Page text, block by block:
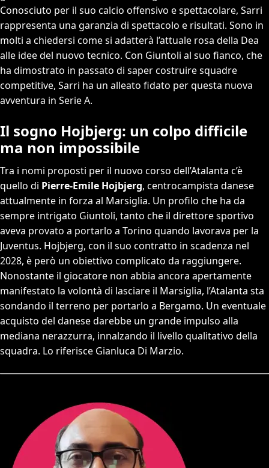
Conosciuto per il suo calcio offensivo e spettacolare, Sarri
rappresenta una garanzia di spettacolo e risultati. Sono in
molti a chiedersi come si adatterà l’attuale rosa della Dea
alle idee del nuovo tecnico. Con Giuntoli al suo fianco, che
ha dimostrato in passato di saper costruire squadre
competitive, Sarri ha un alleato fidato per questa nuova
avventura in Serie A.
Il sogno Hojbjerg: un colpo difficile
ma non impossibile
Tra i nomi proposti per il nuovo corso dell’Atalanta c’è
quello di Pierre-Emile Hojbjerg, centrocampista danese
attualmente in forza al Marsiglia. Un profilo che ha da
sempre intrigato Giuntoli, tanto che il direttore sportivo
aveva provato a portarlo a Torino quando lavorava per la
Juventus. Hojbjerg, con il suo contratto in scadenza nel
2028, è però un obiettivo complicato da raggiungere.
Nonostante il giocatore non abbia ancora apertamente
manifestato la volontà di lasciare il Marsiglia, l’Atalanta sta
sondando il terreno per portarlo a Bergamo. Un eventuale
acquisto del danese darebbe un grande impulso alla
mediana nerazzurra, innalzando il livello qualitativo della
squadra. Lo riferisce Gianluca Di Marzio.